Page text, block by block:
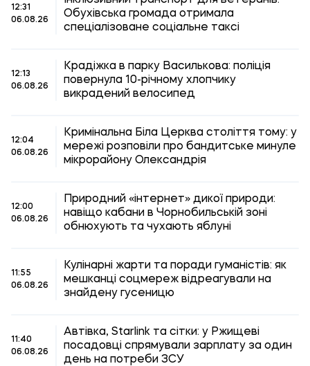
12:31
06.08.26
Обухівська громада отримала
спеціалізоване соціальне таксі
12:13
06.08.26
Крадіжка в парку Василькова: поліція
повернула 10-річному хлопчику
викрадений велосипед
12:04
06.08.26
Кримінальна Біла Церква століття тому: у
мережі розповіли про бандитське минуле
мікрорайону Олександрія
12:00
06.08.26
Природний «інтернет» дикої природи:
навіщо кабани в Чорнобильській зоні
обнюхують та чухають яблуні
11:55
06.08.26
Кулінарні жарти та поради гуманістів: як
мешканці соцмереж відреагували на
знайдену гусеницю
11:40
06.08.26
Автівка, Starlink та сітки: у Ржищеві
посадовці спрямували зарплату за один
день на потреби ЗСУ